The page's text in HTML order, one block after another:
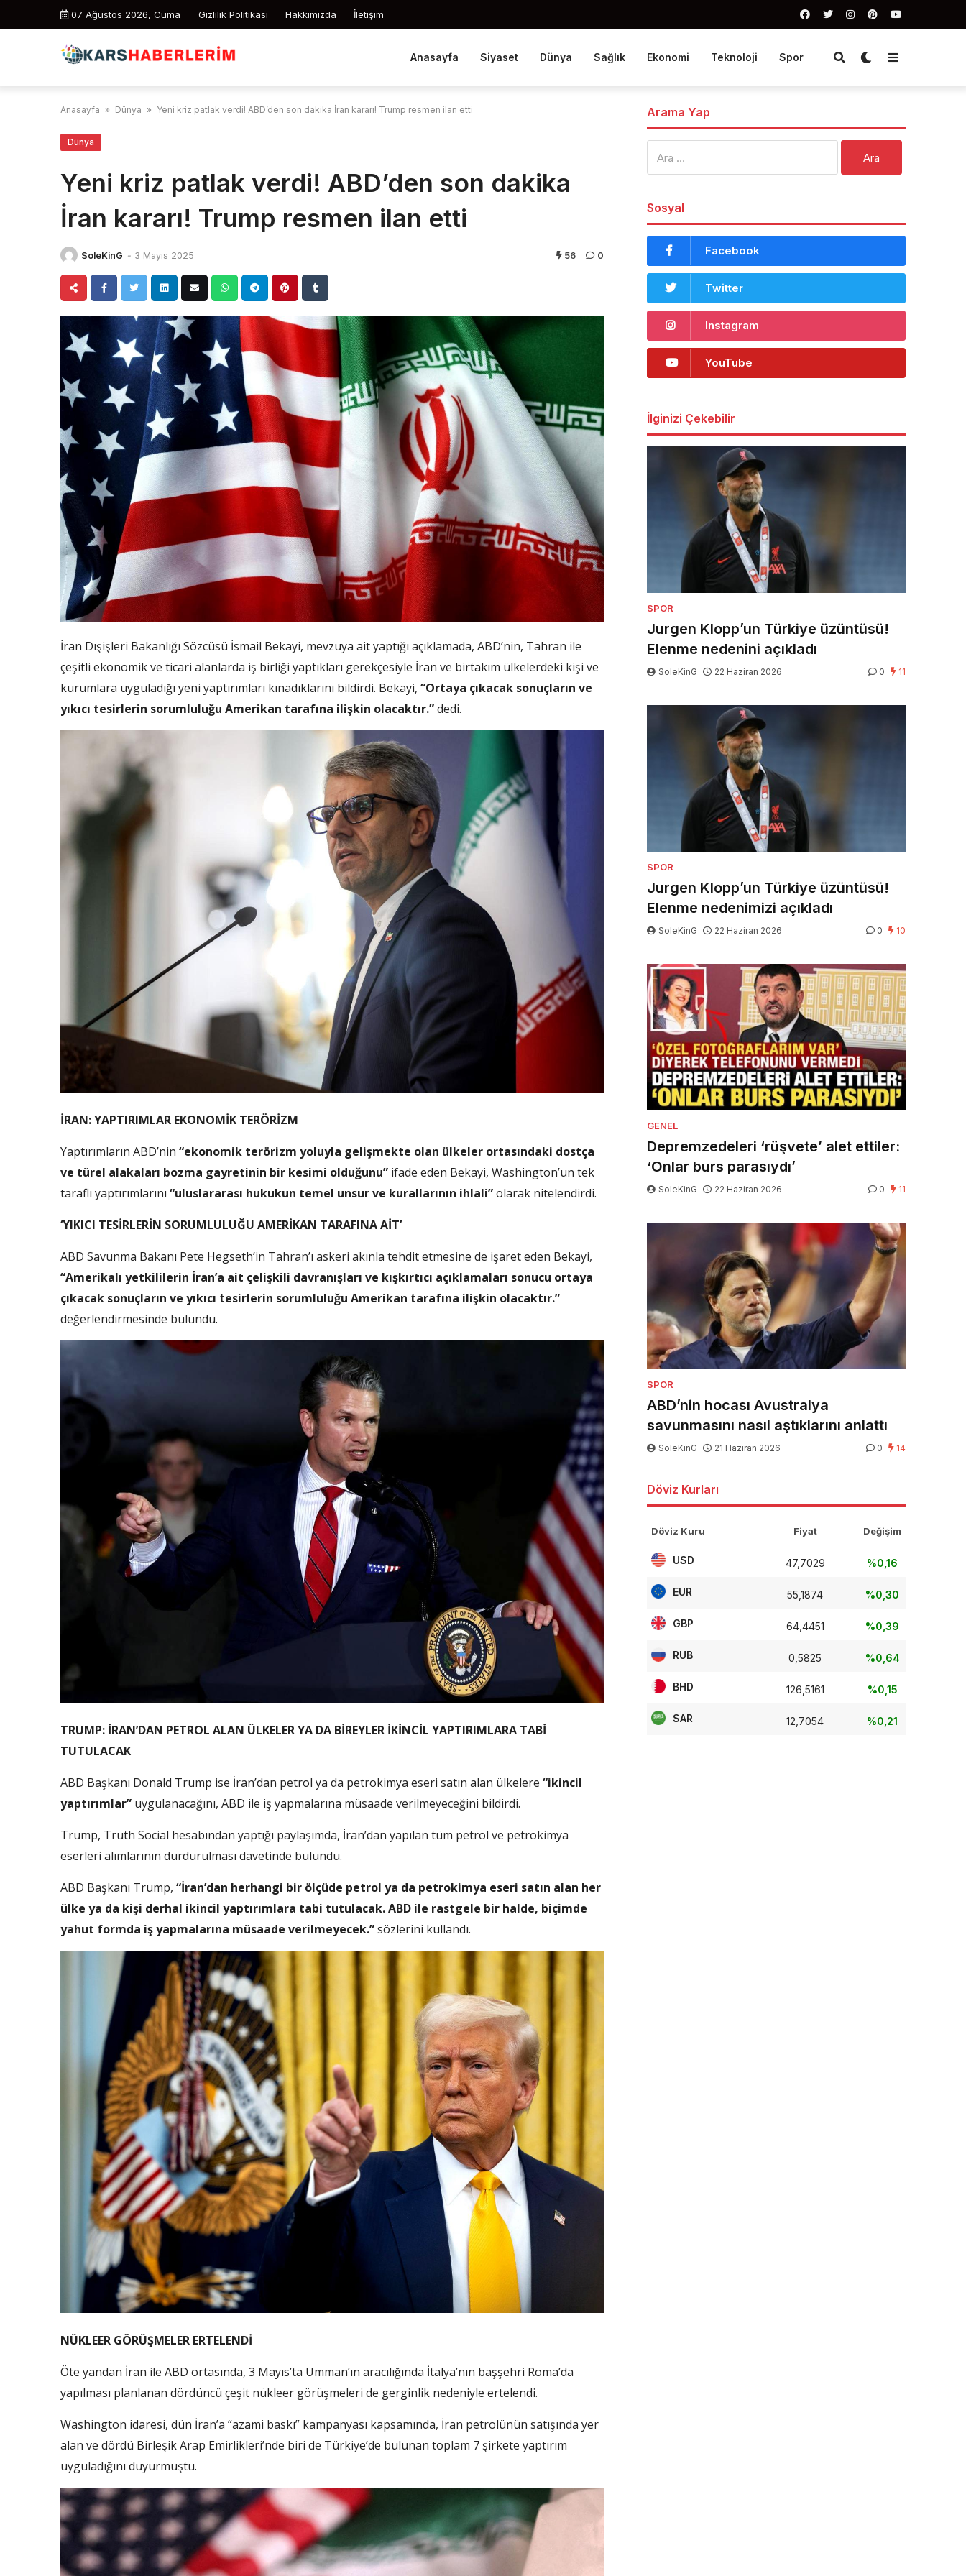
07 Ağustos 2026, Cuma Gizlilik Politikası Hakkımızda İletişim
Anasayfa Siyaset Dünya Sağlık Ekonomi Teknoloji Spor
Anasayfa » Dünya » Yeni kriz patlak verdi! ABD’den son dakika İran kararı! Trump resmen ilan etti
Dünya
Yeni kriz patlak verdi! ABD’den son dakika
İran kararı! Trump resmen ilan etti
SoleKinG - 3 Mayıs 2025 56 0
İran Dışişleri Bakanlığı Sözcüsü İsmail Bekayi, mevzuya ait yaptığı açıklamada, ABD’nin, Tahran ile
çeşitli ekonomik ve ticari alanlarda iş birliği yaptıkları gerekçesiyle İran ve birtakım ülkelerdeki kişi ve
kurumlara uyguladığı yeni yaptırımları kınadıklarını bildirdi. Bekayi, “Ortaya çıkacak sonuçların ve
yıkıcı tesirlerin sorumluluğu Amerikan tarafına ilişkin olacaktır.”dedi.
İRAN: YAPTIRIMLAR EKONOMİK TERÖRİZM
Yaptırımların ABD’nin “ekonomik terörizm yoluyla gelişmekte olan ülkeler ortasındaki dostça
ve türel alakaları bozma gayretinin bir kesimi olduğunu” ifade eden Bekayi, Washington’un tek
taraflı yaptırımlarını “uluslararası hukukun temel unsur ve kurallarının ihlali”olarak nitelendirdi.
‘YIKICI TESİRLERİN SORUMLULUĞU AMERİKAN TARAFINA AİT’
ABD Savunma Bakanı Pete Hegseth’in Tahran’ı askeri akınla tehdit etmesine de işaret eden Bekayi,
“Amerikalı yetkililerin İran’a ait çelişkili davranışları ve kışkırtıcı açıklamaları sonucu ortaya
çıkacak sonuçların ve yıkıcı tesirlerin sorumluluğu Amerikan tarafına ilişkin olacaktır.”
değerlendirmesinde bulundu.
TRUMP: İRAN’DAN PETROL ALAN ÜLKELER YA DA BİREYLER İKİNCİL YAPTIRIMLARA TABİ
TUTULACAK
ABD Başkanı Donald Trump ise İran’dan petrol ya da petrokimya eseri satın alan ülkelere “ikincil
yaptırımlar” uygulanacağını, ABD ile iş yapmalarına müsaade verilmeyeceğini bildirdi.
Trump, Truth Social hesabından yaptığı paylaşımda, İran’dan yapılan tüm petrol ve petrokimya
eserleri alımlarının durdurulması davetinde bulundu.
ABD Başkanı Trump, “İran’dan herhangi bir ölçüde petrol ya da petrokimya eseri satın alan her
ülke ya da kişi derhal ikincil yaptırımlara tabi tutulacak. ABD ile rastgele bir halde, biçimde
yahut formda iş yapmalarına müsaade verilmeyecek.”sözlerini kullandı.
NÜKLEER GÖRÜŞMELER ERTELENDİ
Öte yandan İran ile ABD ortasında, 3 Mayıs’ta Umman’ın aracılığında İtalya’nın başşehri Roma’da
yapılması planlanan dördüncü çeşit nükleer görüşmeleri de gerginlik nedeniyle ertelendi.
Washington idaresi, dün İran’a “azami baskı” kampanyası kapsamında, İran petrolünün satışında yer
alan ve dördü Birleşik Arap Emirlikleri’nde biri de Türkiye’de bulunan toplam 7 şirkete yaptırım
uyguladığını duyurmuştu.
Arama Yap
Sosyal
Facebook
Twitter
Instagram
YouTube
İlginizi Çekebilir
SPOR
Jurgen Klopp’un Türkiye üzüntüsü!
Elenme nedenini açıkladı
SoleKinG 22 Haziran 2026 0 11
SPOR
Jurgen Klopp’un Türkiye üzüntüsü!
Elenme nedenimizi açıkladı
SoleKinG 22 Haziran 2026 0 10
GENEL
Depremzedeleri ‘rüşvete’ alet ettiler:
‘Onlar burs parasıydı’
SoleKinG 22 Haziran 2026 0 11
SPOR
ABD’nin hocası Avustralya
savunmasını nasıl aştıklarını anlattı
SoleKinG 21 Haziran 2026 0 14
Döviz Kurları
Döviz Kuru Fiyat Değişim
USD 47,7029 %0,16
EUR 55,1874 %0,30
GBP 64,4451 %0,39
RUB 0,5825 %0,64
BHD 126,5161 %0,15
SAR 12,7054 %0,21